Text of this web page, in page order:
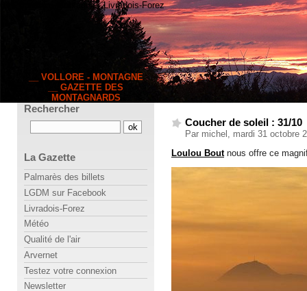
__ VOLLORE - MONTAGNE
__ GAZETTE DES
MONTAGNARDS
63120 Vollore-Montagne · Livradois-Forez
Coucher de soleil : 31/10
Par michel, mardi 31 octobre
Loulou Boutnous offre ce
Rechercher
La Gazette
Palmarès des billets
LGDM sur Facebook
Livradois-Forez
Météo
Qualité de l'air
Arvernet
Testez votre connexion
Newsletter